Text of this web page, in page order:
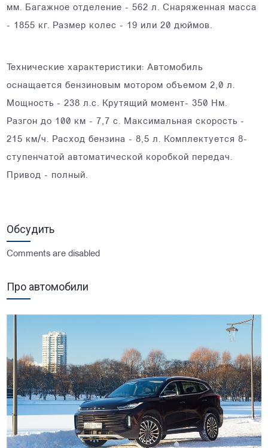
мм. Багажное отделение - 562 л. Снаряженная масса
- 1855 кг. Размер колес - 19 или 20 дюймов.
Технические характеристики: Автомобиль
оснащается бензиновым мотором объемом 2,0 л.
Мощность - 238 л.с. Крутящий момент- 350 Нм.
Разгон до 100 км - 7,7 с. Максимальная скорость -
215 км/ч. Расход бензина - 8,5 л. Комплектуется 8-
ступенчатой автоматической коробкой передач.
Привод - полный.
Обсудить
Comments are disabled
Про автомобили